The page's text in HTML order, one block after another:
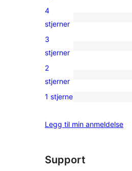
5-
star
0
4-
star
4
stjerner
0
3-
star
3
stjerner
0
2-
reviews
2
stjerner
0
star
1 stjerne
Legg til min anmeldelse
Support